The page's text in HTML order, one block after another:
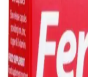
Demir takviyesi, demir
ürün seçimi ve kullanım
için demir seviyelerini
Pirzola Besin
Hakkında Detaylı